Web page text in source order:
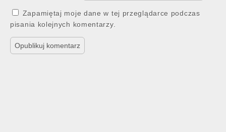
Zapamiętaj moje dane w tej przeglądarce podczas
pisania kolejnych komentarzy.